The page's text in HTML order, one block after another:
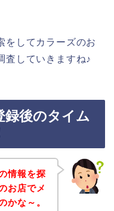
をしてカラーズのお
査していきますね♪
録後のタイム
情報を探
お店でメ
かな～。